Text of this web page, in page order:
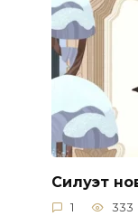
Силуэт
1 333